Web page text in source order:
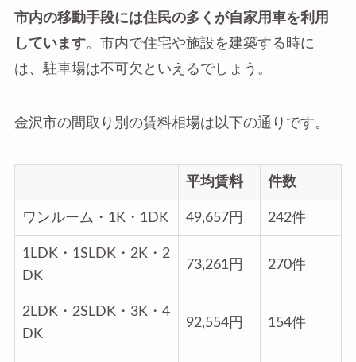
市内の移動手段には住民の多くが自家用車を利用
しています。市内で住宅や施設を建築する時に
は、駐車場は不可欠といえるでしょう。
金沢市の間取り別の賃料相場は以下の通りです。
平均賃料 件数
ワンルーム・1K・1DK 49,657円 242件
1LDK・1SLDK・2K・2
DK
73,261円 270件
2LDK・2SLDK・3K・4
DK
92,554円 154件